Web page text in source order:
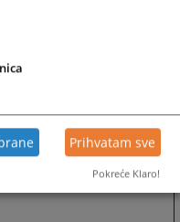
Prihvatam sve
Pokreće Klaro!